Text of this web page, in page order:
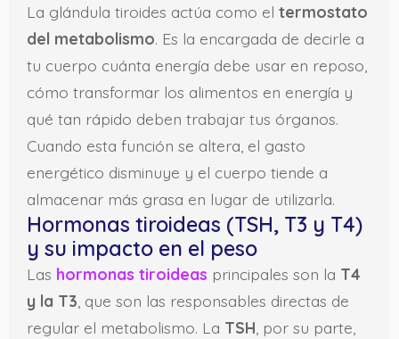
La glándula tiroides actúa como el termostato
del metabolismo. Es la encargada de decirle a
tu cuerpo cuánta energía debe usar en reposo,
cómo transformar los alimentos en energía y
qué tan rápido deben trabajar tus órganos.
Cuando esta función se altera, el gasto
energético disminuye y el cuerpo tiende a
almacenar más grasa en lugar de utilizarla.
Hormonas tiroideas (TSH, T3 y T4)
y su impacto en el peso
Las hormonas tiroideas principales son la T4
y la T3 , que son las responsables directas de
regular el metabolismo. La TSH , por su parte,